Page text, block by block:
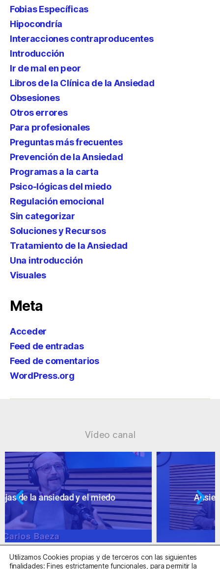
Fobias Específicas
Hipocondría
Interacciones contraproducentes
Introducción
Ir de mal en peor
Libros de la Clínica de la Ansiedad
Obsesiones
Otros errores
Para profesionales
Preguntas más frecuentes
Prevención de la Ansiedad
Programas a la carta
Psico-lógicas del miedo
Regulación emocional
Sin categorizar
Soluciones y Recursos
Tratamiento de la Ansiedad
Una introducción
Visuales
Meta
Acceder
Feed de entradas
Feed de comentarios
WordPress.org
Vídeo canal
Ansiedad: supuestos cuestionables
Utilizamos Cookies propias y de terceros con las siguientes
finalidades: Fines estrictamente funcionales, para permitir la